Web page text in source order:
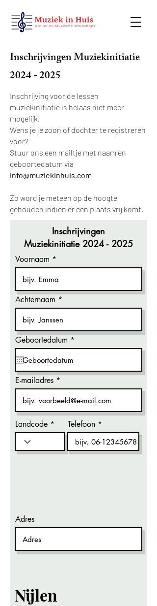
Inschrijvingen Muziekinitiatie
2024 - 2025
Inschrijving voor de lessen
muziekinitiatie is helaas niet meer
mogelijk.
Wens je je zoon of dochter te registreren
voor?
Stuur ons een mailtje met naam en
geboortedatum via
info@muziekinhuis.com
Zo word je meteen op de hoogte
gehouden indien er een plaats vrij komt.
Inschrijvingen
Muziekinitiatie 2024 - 2025
Voornaam
Achternaam
Geboortedatum *
e
i
e
E-mailadres
Landcode Telefoon
Adres
Nijlen